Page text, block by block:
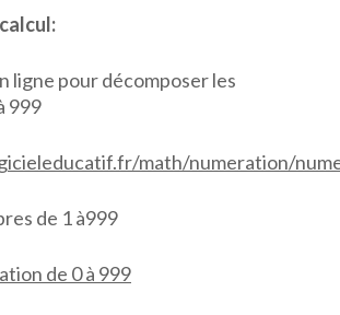
ligne pour décomposer les
999
math/numeration/
de 1 à999
de 0 à 999